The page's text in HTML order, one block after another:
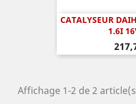
CATALYSEUR
1.6I
Prix
Affichage 1-2 de 2